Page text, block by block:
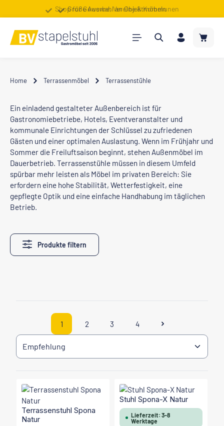
Zum Hauptinhalt springenGroße Auswahl an Objektmöbeln
Shop für Gewerbe, Vereine & Kommunen
Home Terrassenmöbel Terrassenstühle
Ein einladend gestalteter Außenbereich ist für
Gastronomiebetriebe, Hotels, Eventveranstalter und
kommunale Einrichtungen der Schlüssel zu zufriedenen
Gästen und einer optimalen Auslastung. Wenn im Frühjahr und
Sommer die Freiluftsaison beginnt, stehen Außenmöbel im
Dauerbetrieb. Terrassenstühle müssen in diesem Umfeld
spürbar mehr leisten als Möbel im privaten Bereich: Sie
erfordern eine hohe Stabilität, Wetterfestigkeit, eine
gepflegte Optik und eine einfache Handhabung im täglichen
Betrieb.
Produkte filtern
Seite
1
Seite
2
Seite
3
Seite
4
Terrassenstuhl Spona
Natur
Stuhl Spona-X Natur
Lieferzeit: 3-8
Werktage